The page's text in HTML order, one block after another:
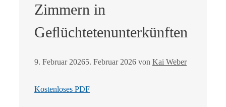
Zimmern in
Geﬂüchtetenunterkünften
9. Februar 20265. Februar 2026 von Kai Weber
Kostenloses PDF